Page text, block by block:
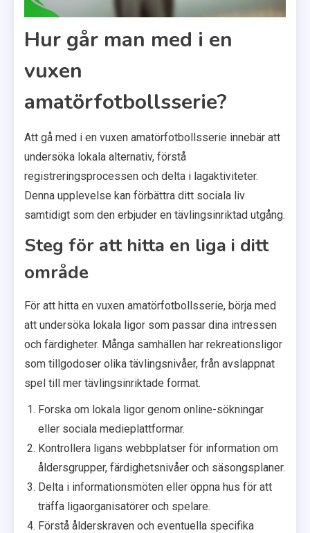
Hur går man med i en
vuxen
amatörfotbollsserie?
Att gå med i en vuxen amatörfotbollsserie innebär att
undersöka lokala alternativ, förstå
registreringsprocessen och delta i lagaktiviteter.
Denna upplevelse kan förbättra ditt sociala liv
samtidigt som den erbjuder en tävlingsinriktad utgång.
Steg för att hitta en liga i ditt
område
För att hitta en vuxen amatörfotbollsserie, börja med
att undersöka lokala ligor som passar dina intressen
och färdigheter. Många samhällen har rekreationsligor
som tillgodoser olika tävlingsnivåer, från avslappnat
spel till mer tävlingsinriktade format.
Forska om lokala ligor genom online-sökningar
eller sociala medieplattformar.
Kontrollera ligans webbplatser för information om
åldersgrupper, färdighetsnivåer och säsongsplaner.
Delta i informationsmöten eller öppna hus för att
träffa ligaorganisatörer och spelare.
Förstå ålderskraven och eventuella specifika